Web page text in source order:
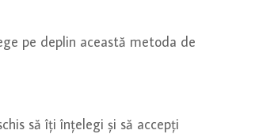
pe deplin această metoda de
să îți înțelegi și să accepți